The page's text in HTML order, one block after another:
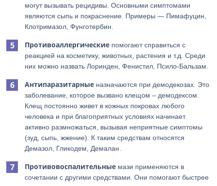
могут вызывать рецидивы. Основными симптомами
являются сыпь и покраснение. Примеры — Пимафуцин,
Клотримазол, Фунготербин.
Противоаллергические помогают справиться с
реакцией на косметику, животных, растения и т.д. Среди
них можно назвать Лоринден, Фенистил, Псило-Бальзам.
Антипаразитарные назначаются при демодекозах. Это
заболевание, которое вызвано клещом – демодексом.
Клещ постоянно живет в кожных покровах любого
человека и при благоприятных условиях начинает
активно размножаться, вызывая неприятные симптомы
(зуд, сыпь, жжение). К таким средствам относятся
Демазол, Гликодем, Демалан.
Противовоспалительные мази применяются в
сочетании с другими средствами. Они помогают быстрее